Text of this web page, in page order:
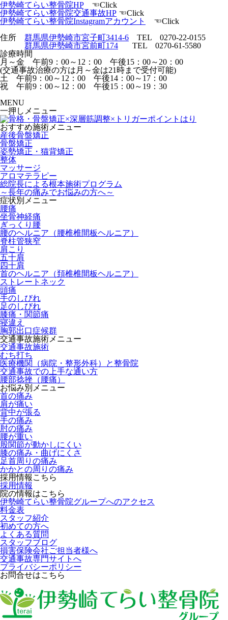
伊勢崎てらい整骨院HP☜Click
伊勢崎てらい整骨院交通事故HP ☜Click
伊勢崎てらい整骨院Instagramアカウント
☜Click
住所 群馬県伊勢崎市宮子町3414-6 TEL 0270-22-0155
群馬県伊勢崎市宮前町174 TEL 0270-61-5580
診療時間
月～金 午前9：00～12：00 午後15：00～20：00
(交通事故治療の方は月～金は21時まで受付可能)
土 午前9：00～12：00 午後14：00～17：00
祝 午前9：00～12：00 午後15：00～19：30
MENU
一押しメニュー
おすすめ施術メニュー
産後骨盤矯正
骨盤矯正
姿勢矯正・猫背矯正
整体
マッサージ
アロマテラピー
総院長による根本施術プログラム
～長年の痛みでお悩みの方へ～
症状別メニュー
腰痛
坐骨神経痛
ぎっくり腰
腰のヘルニア（腰椎椎間板ヘルニア）
脊柱管狭窄
肩こり
五十肩
四十肩
首のヘルニア（頚椎椎間板ヘルニア）
ストレートネック
頭痛
手のしびれ
足のしびれ
膝痛・関節痛
寝違え
胸郭出口症候群
交通事故施術メニュー
交通事故施術
むち打ち
医療機関（病院・整形外科）と整骨院
交通事故での上手な通い方
腰部捻挫（腰痛）
お悩み別メニュー
首の痛み
肩が痛い
背中が張る
手の痛み
肘の痛み
腰が重い
股関節が動かしにくい
膝の痛み・曲げにくさ
足首周りの痛み
かかとの周りの痛み
採用情報こちら
採用情報
院の情報はこちら
伊勢崎てらい整骨院グループへのアクセス
料金表
スタッフ紹介
初めての方へ
よくある質問
スタッフブログ
損害保険会社ご担当者様へ
交通事故専門サイトへ
プライバシーポリシー
お問合せはこちら